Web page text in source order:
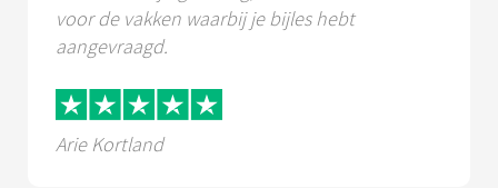
voor de vakken waarbij je bijles hebt
aangevraagd.
Arie Kortland